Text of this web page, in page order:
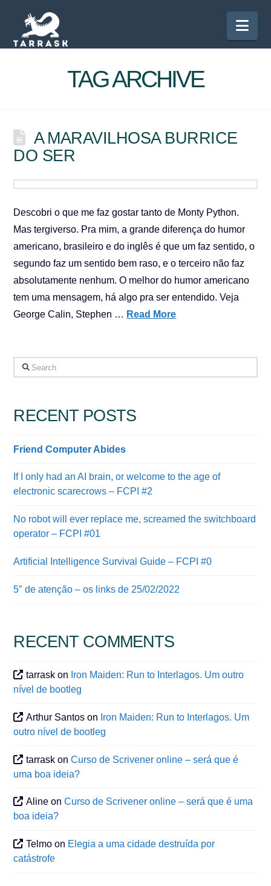
TAG ARCHIVE
A MARAVILHOSA BURRICE
DO SER
Descobri o que me faz gostar tanto de Monty Python.
Mas tergiverso. Pra mim, a grande diferença do humor
americano, brasileiro e do inglês é que um faz sentido, o
segundo faz um sentido bem raso, e o terceiro não faz
absolutamente nenhum. O melhor do humor americano
tem uma mensagem, há algo pra ser entendido. Veja
George Calin, Stephen … Read More
Search
RECENT POSTS
Friend Computer Abides
If I only had an AI brain, or welcome to the age of
electronic scarecrows – FCPI #2
No robot will ever replace me, screamed the switchboard
operator – FCPI #01
Artificial Intelligence Survival Guide – FCPI #0
5″ de atenção – os links de 25/02/2022
RECENT COMMENTS
tarrask on Iron Maiden: Run to Interlagos. Um outro
nível de bootleg
Arthur Santos on Iron Maiden: Run to Interlagos. Um
outro nível de bootleg
tarrask onCurso de Scrivener online – será que é
uma boa ideia?
Aline onCurso de Scrivener online – será que é uma
boa ideia?
Telmo on Elegia a uma cidade destruída por
catástrofe